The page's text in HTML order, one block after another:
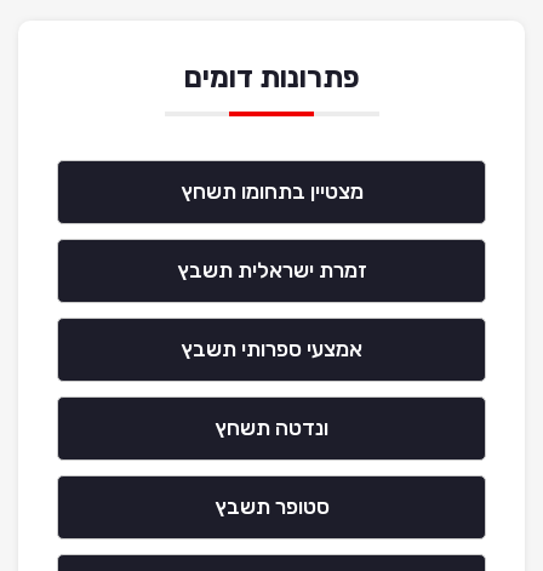
פתרונות דומים
מצטיין בתחומו תשחץ
זמרת ישראלית תשבץ
אמצעי ספרותי תשבץ
ונדטה תשחץ
סטופר תשבץ